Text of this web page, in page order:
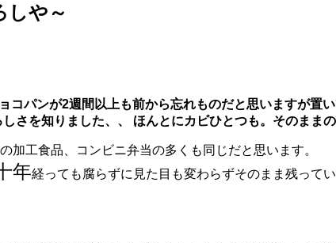
や～
パンが2週間以上も前から忘れものだと思いますが置
さを知りました、、 ほんとにカビひとつも。そのまま
工食品、コンビニ弁当の多くも同じだと思います。
年経っても腐らずに見た目も変わらずそのまま残って